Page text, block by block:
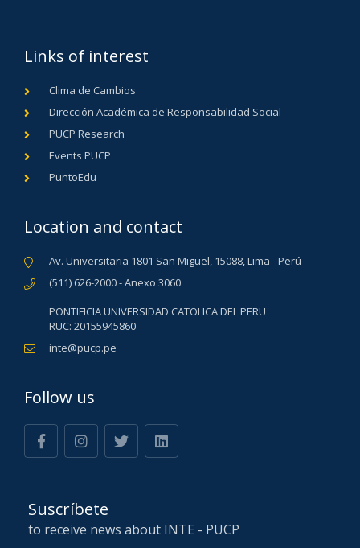
Links of interest
Clima de Cambios
Dirección Académica de Responsabilidad Social
PUCP Research
Events PUCP
PuntoEdu
Location and contact
Av. Universitaria 1801 San Miguel, 15088, Lima - Perú
(511) 626-2000 - Anexo 3060
PONTIFICIA UNIVERSIDAD CATOLICA DEL PERU
RUC: 20155945860
inte@pucp.pe
Follow us
Suscríbete
to receive news about INTE - PUCP